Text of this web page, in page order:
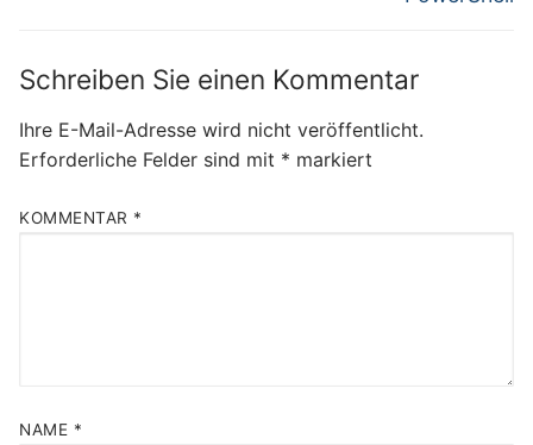
Schreiben Sie einen Kommentar
Ihre E-Mail-Adresse wird nicht veröffentlicht.
Erforderliche Felder sind mit * markiert
KOMMENTAR *
NAME *